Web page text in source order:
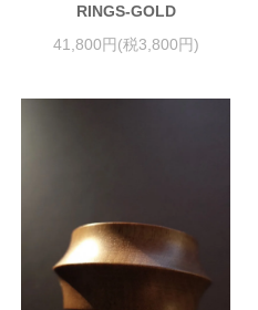
RINGS-GOLD
41,800円(税3,800円)